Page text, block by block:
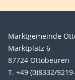
Marktgemeinde
Marktplatz 6
87724 Ottobeuren
T. +49 (0)8332/